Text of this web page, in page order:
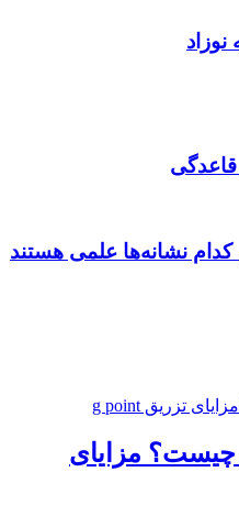
کدام نشانه‌ها علمی هستند
مزایای